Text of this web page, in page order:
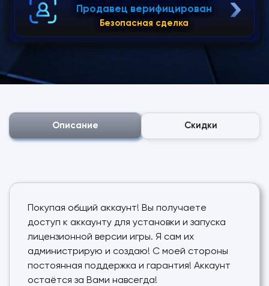
Продавец верифицирован
Безопасная сделка
Описание Скидки
Покупая общий аккаунт! Вы получаете
доступ к аккаунту для установки и запуска
лицензионной версии игры. Я сам их
администрирую и создаю! С моей стороны
постоянная поддержка и гарантия! Аккаунт
остаётся за Вами навсегда!